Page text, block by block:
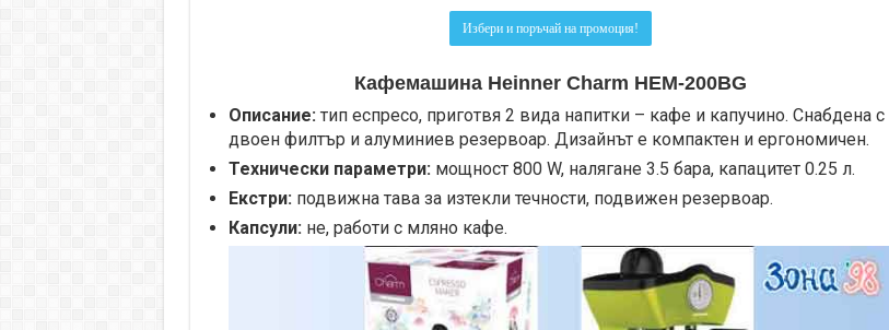
Избери и поръчай на промоция!
Кафемашина Heinner Charm HEM-200BG
Описание:тип еспресо, приготвя 2 вида напитки – кафе и капучино. Снабдена с
двоен филтър и алуминиев резервоар. Дизайнът е компактен и ергономичен.
Технически параметри:мощност 800 W, налягане 3.5 бара, капацитет 0.25 л.
Екстри:подвижна тава за изтекли течности, подвижен резервоар.
Капсули:не, работи с мляно кафе.